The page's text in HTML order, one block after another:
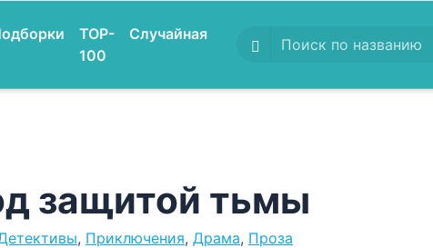
TOP-
100
Случайная
защитой тьмы
, Приключения, Драма, Проза